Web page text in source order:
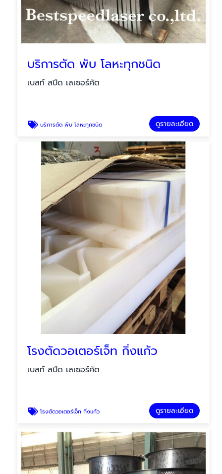
บริการตัด พับ โลหะทุกชนิด
เบสท์ สปีด เลเซอร์คัต
บริการตัด พับ โลหะทุกชนิด ดูรายละเอียด
โรงตัดวอเตอร์เจ็ท กิ่งแก้ว
เบสท์ สปีด เลเซอร์คัต
โรงตัดวอเตอร์เจ็ท กิ่งแก้ว ดูรายละเอียด